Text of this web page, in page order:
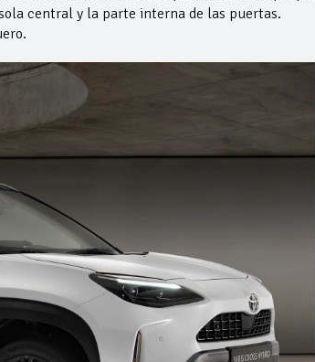
central y la parte interna de las puertas.